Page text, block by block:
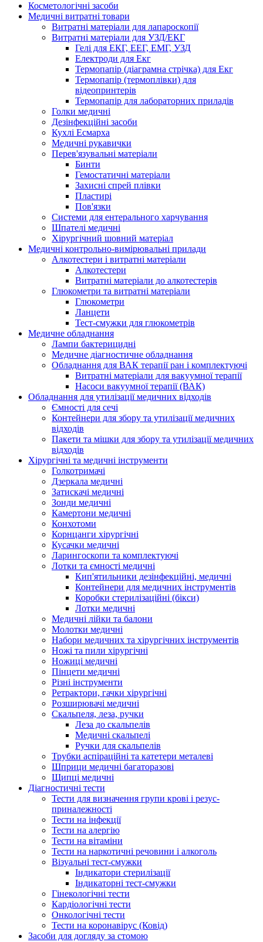
Косметологічні засоби
Медичні витратні товари
Витратні матеріали для лапароскопії
Витратні матеріали для УЗД/ЕКГ
Гелі для ЕКГ, ЕЕГ, ЕМГ, УЗД
Електроди для Екг
Термопапір (діаграмна стрічка) для Екг
Термопапір (термоплівки) для
відеопринтерів
Термопапір для лабораторних приладів
Голки медичні
Дезінфекційні засоби
Кухлі Есмарха
Медичні рукавички
Перев'язувальні матеріали
Бинти
Гемостатичні матеріали
Захисні спрей плівки
Пластирі
Пов'язки
Системи для ентерального харчування
Шпателі медичні
Хірургічний шовний матеріал
Медичні контрольно-вимірювальні прилади
Алкотестери і витратні матеріали
Алкотестери
Витратні матеріали до алкотестерів
Глюкометри та витратні матеріали
Глюкометри
Ланцети
Тест-смужки для глюкометрів
Медичне обладнання
Лампи бактерицидні
Медичне діагностичне обладнання
Обладнання для ВАК терапії ран і комплектуючі
Витратні матеріали для вакуумної терапії
Насоси вакуумної терапії (ВАК)
Обладнання для утилізації медичних відходів
Ємності для сечі
Контейнери для збору та утилізації медичних
відходів
Пакети та мішки для збору та утилізації медичних
відходів
Хірургічні та медичні інструменти
Голкотримачі
Дзеркала медичні
Затискачі медичні
Зонди медичні
Камертони медичні
Конхотоми
Корнцанги хірургічні
Кусачки медичні
Ларингоскопи та комплектуючі
Лотки та ємності медичні
Кип'ятильники дезінфекційні, медичні
Контейнери для медичних інструментів
Коробки стерилізаційні (бікси)
Лотки медичні
Медичні лійки та балони
Молотки медичні
Набори медичних та хірургічних інструментів
Ножі та пили хірургічні
Ножиці медичні
Пінцети медичні
Різні інструменти
Ретрактори, гачки хірургічні
Розширювачі медичні
Скальпеля, леза, ручки
Леза до скальпелів
Медичні скальпелі
Ручки для скальпелів
Трубки аспіраційні та катетери металеві
Шприци медичні багаторазові
Щипці медичні
Діагностичні тести
Тести для визначення групи крові і резус-
приналежності
Тести на інфекції
Тести на алергію
Тести на вітаміни
Тести на наркотичні речовини і алкоголь
Візуальні тест-смужки
Індикатори стерилізації
Індикаторні тест-смужки
Гінекологічні тести
Кардіологічні тести
Онкологічні тести
Тести на коронавірус (Ковід)
Засоби для догляду за стомою